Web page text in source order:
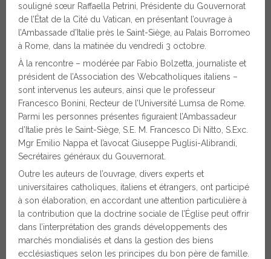
souligné sœur Raffaella Petrini, Présidente du Gouvernorat
de l’État de la Cité du Vatican, en présentant l’ouvrage à
l’Ambassade d’Italie près le Saint-Siège, au Palais Borromeo
à Rome, dans la matinée du vendredi 3 octobre.
À la rencontre – modérée par Fabio Bolzetta, journaliste et
président de l’Association des Webcatholiques italiens –
sont intervenus les auteurs, ainsi que le professeur
Francesco Bonini, Recteur de l’Université Lumsa de Rome.
Parmi les personnes présentes figuraient l’Ambassadeur
d’Italie près le Saint-Siège, S.E. M. Francesco Di Nitto, S.Exc.
Mgr Emilio Nappa et l’avocat Giuseppe Puglisi-Alibrandi,
Secrétaires généraux du Gouvernorat.
Outre les auteurs de l’ouvrage, divers experts et
universitaires catholiques, italiens et étrangers, ont participé
à son élaboration, en accordant une attention particulière à
la contribution que la doctrine sociale de l’Église peut offrir
dans l’interprétation des grands développements des
marchés mondialisés et dans la gestion des biens
ecclésiastiques selon les principes du bon père de famille.